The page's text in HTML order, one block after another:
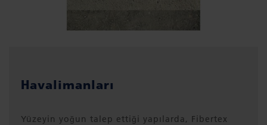
Havalimanları
Yüzeyin yoğun talep ettiği yapılarda, Fibertex